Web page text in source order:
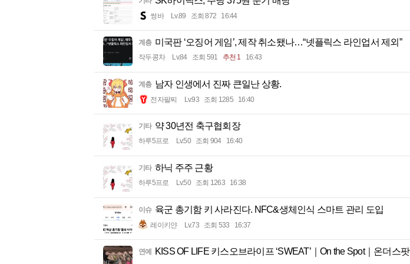
썽바 Lv.89 조회 872 16:44
계층 미국판 ‘오징어 게임’, 제작 취소됐나…“넷플릭스 라인업서 제외”
작두콩차 Lv.84 조회 591 추천 1 16:43
계층 남자 인생에서 진짜 큰일난 상황.
전자팔찌 Lv.93 조회 1285 16:40
기타 약 30년전 축구협회장
하루5프로 Lv.50 조회 904 16:40
기타 하닉 주주 근황
하루5프로 Lv.50 조회 1263 16:38
이슈 육군 총기함 키 사라진다. NFC&생체인식 스마트 관리 도입
레이키얀 Lv.73 조회 533 16:37
연예 KISS OF LIFE 키스오브라이프 ‘SWEAT’｜On the Spot｜온더스팟